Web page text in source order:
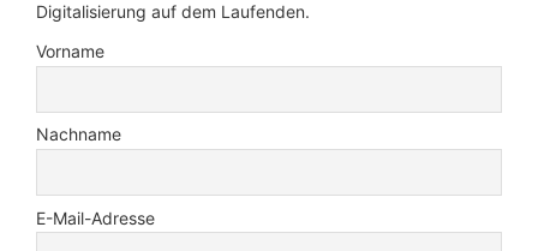
Digitalisierung auf dem Laufenden.
Vorname
Nachname
E-Mail-Adresse